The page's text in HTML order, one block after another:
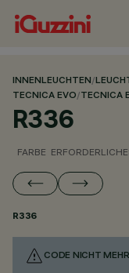
INNENLEUCHTEN/
TECNICA EVO/TECNICA
R336
FARBE
R336
CODE NICHT